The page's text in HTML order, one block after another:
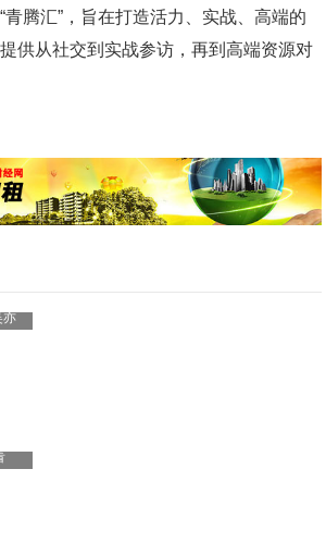
青腾汇”，旨在打造活力、实战、高端的
供从社交到实战参访，再到高端资源对
亦